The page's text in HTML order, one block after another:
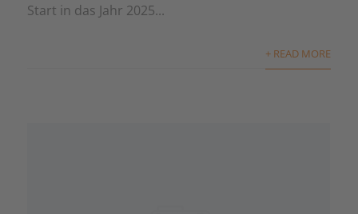
Start in das Jahr 2025...
+ READ MORE